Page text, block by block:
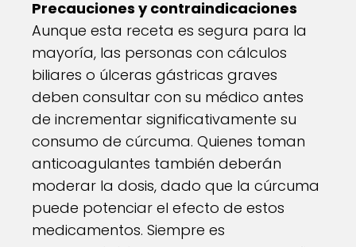
Precauciones y contraindicaciones
Aunque esta receta es segura para la
mayoría, las personas con cálculos
biliares o úlceras gástricas graves
deben consultar con su médico antes
de incrementar significativamente su
consumo de cúrcuma. Quienes toman
anticoagulantes también deberán
moderar la dosis, dado que la cúrcuma
puede potenciar el efecto de estos
medicamentos. Siempre es